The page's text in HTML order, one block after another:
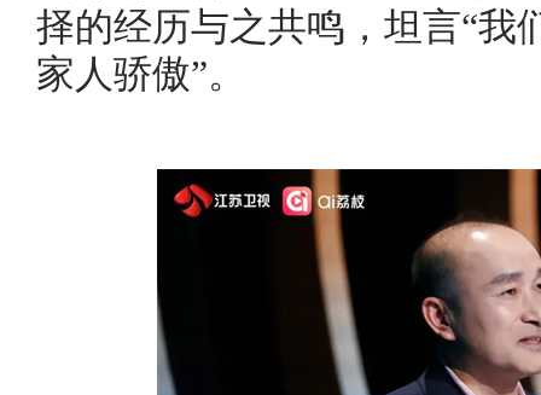
择的经历与之共鸣，坦言“我
家人骄傲”。